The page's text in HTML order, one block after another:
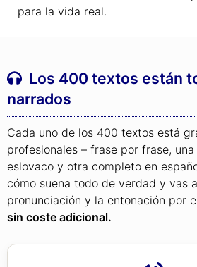
para la vida real.
Los 400 textos están
narrados
Cada uno de los 400 textos está
profesionales – frase por frase,
eslovaco y otra completo en
cómo suena todo de verdad y vas
pronunciación y la entonación por
sin coste adicional.